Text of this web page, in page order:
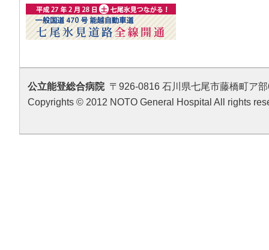
公立能登総合病院〒926-0816 石川県七尾市藤橋町ア
Copyrights © 2012 NOTO General Hospital All rights